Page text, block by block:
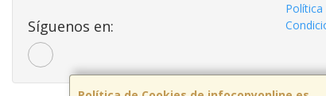
Síguenos en:
Política